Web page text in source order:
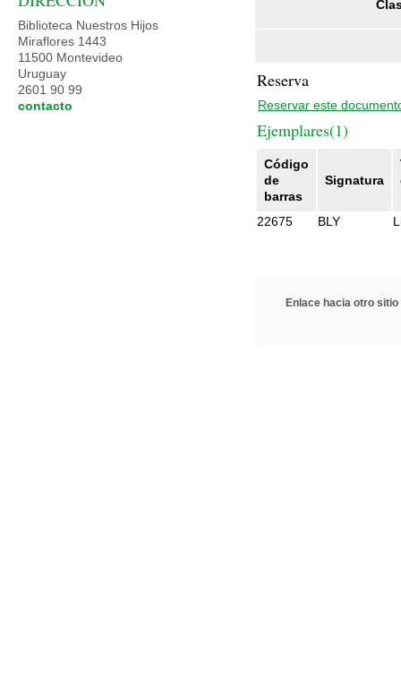
Reserva
Reservar este
Ejemplares(1)
Código
de
barras
Signatura
22675
BLY
Enlace hacia otro sitio
Biblioteca Nuestros Hijos
Miraflores 1443
11500 Montevideo
Uruguay
2601 90 99
contacto